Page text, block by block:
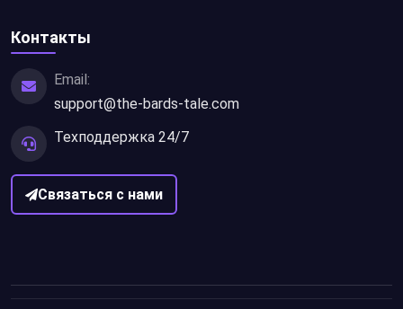
Контакты
Email:
support@the-bards-tale.com
Техподдержка 24/7
Связаться с нами